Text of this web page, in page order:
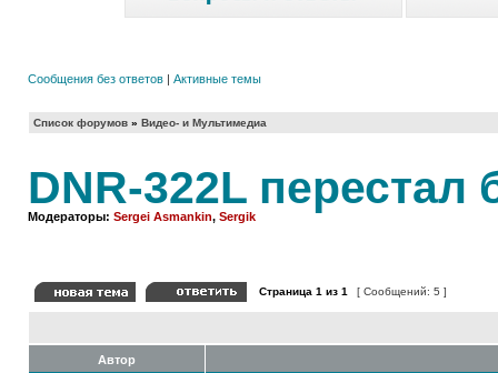
Сообщения без ответов | Активные темы
Список форумов » Видео- и Мультимедиа
DNR-322L перестал
Модераторы: Sergei Asmankin, Sergik
Страница 1 из 1 [ Сообщений: 5 ]
Автор